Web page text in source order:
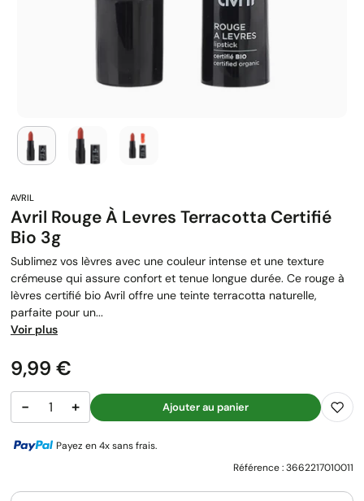
Avril Rouge À Levres Terracotta Certifié
Bio 3g
Sublimez vos lèvres avec une couleur intense et une texture
crémeuse qui assure confort et tenue longue durée. Ce rouge à
lèvres certifié bio Avril offre une teinte terracotta naturelle,
parfaite pour un...
Voir plus
Prix
9,99 €
− + Ajouter au panier
Payez en 4x sans frais.
Référence :3662217010011